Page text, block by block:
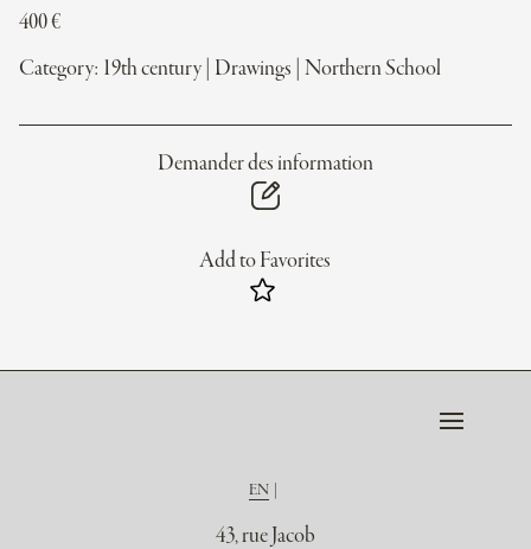
400€
Category: 19th century Drawings Northern School
Demander des information
Add to Favorites
EN
43, rue Jacob